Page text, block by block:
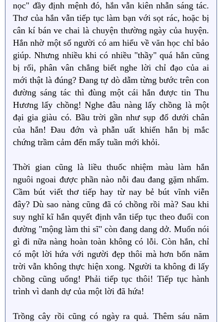
nọc" đầy định mệnh đó, hắn vẫn kiên nhẫn sáng tác.
Thơ của hắn vẫn tiếp tục làm bạn với sọt rác, hoặc bị
cân kí bán ve chai là chuyện thường ngày của huyện.
Hắn nhờ một số người có am hiểu về văn học chỉ bảo
giúp. Nhưng nhiều khi có nhiều "thầy" quá hắn cũng
bị rối, phân vân chẳng biết nghe lời chỉ đạo của ai
mới thật là đúng? Đang tự dò dẫm từng bước trên con
đường sáng tác thì đùng một cái hắn được tin Thu
Hương lấy chồng! Nghe đâu nàng lấy chồng là một
đại gia giàu có. Bầu trời gần như sụp đổ dưới chân
của hắn! Đau đớn và phẫn uất khiến hắn bị mắc
chứng trầm cảm đến mấy tuần mới khỏi.
Thời gian cũng là liều thuốc nhiệm màu làm hắn
nguôi ngoai được phần nào nỗi đau đang gặm nhấm.
Cầm bút viết thơ tiếp hay từ nay bẻ bút vĩnh viễn
đây? Dù sao nàng cũng đã có chồng rồi mà? Sau khi
suy nghĩ kĩ hắn quyết định vẫn tiếp tục theo đuổi con
đường "mộng làm thi sĩ" còn đang dang dở. Muốn nói
gì đi nữa nàng hoàn toàn không có lỗi. Còn hắn, chỉ
có một lời hứa với người đẹp thôi mà hơn bốn năm
trời vẫn không thực hiện xong. Người ta không đi lấy
chồng cũng uổng! Phải tiếp tục thôi! Tiếp tục hành
trình vì danh dự của một lời đã hứa!
Trồng cây rồi cũng có ngày ra quả. Thêm sáu năm